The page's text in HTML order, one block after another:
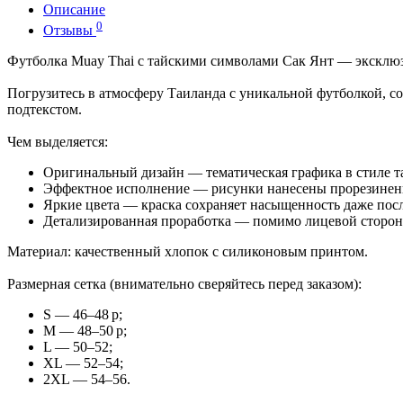
Описание
Отзывы 0
Футболка Muay Thai с тайскими символами Сак Янт —
Погрузитесь в атмосферу Таиланда с уникальной футболкой,
подтекстом.
Чем выделяется:
Оригинальный дизайн — тематическая графика в стиле
Эффектное исполнение — рисунки нанесены
Яркие цвета — краска сохраняет насыщенность даже
Детализированная проработка — помимо лицевой
Материал: качественный хлопок с силиконовым принтом.
Размерная сетка (внимательно сверяйтесь перед заказом):
S — 46–48 р;
M — 48–50 р;
L — 50–52;
XL — 52–54;
2XL — 54–56.